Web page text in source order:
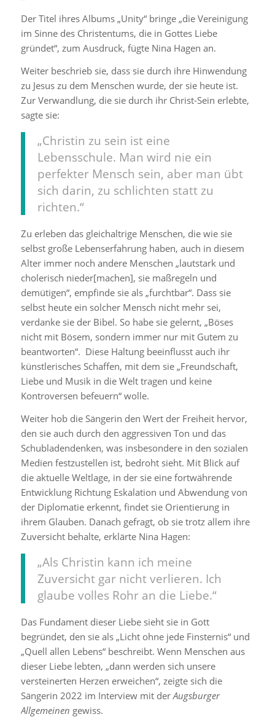
Der Titel ihres Albums „Unity“ bringe „die Vereinigung
im Sinne des Christentums, die in Gottes Liebe
gründet“, zum Ausdruck, fügte Nina Hagen an.
Weiter beschrieb sie, dass sie durch ihre Hinwendung
zu Jesus zu dem Menschen wurde, der sie heute ist.
Zur Verwandlung, die sie durch ihr Christ-Sein erlebte,
sagte sie:
„Christin zu sein ist eine
Lebensschule. Man wird nie ein
perfekter Mensch sein, aber man übt
sich darin, zu schlichten statt zu
richten.“
Zu erleben das gleichaltrige Menschen, die wie sie
selbst große Lebenserfahrung haben, auch in diesem
Alter immer noch andere Menschen „lautstark und
cholerisch nieder[machen], sie maßregeln und
demütigen“, empfinde sie als „furchtbar“. Dass sie
selbst heute ein solcher Mensch nicht mehr sei,
verdanke sie der Bibel. So habe sie gelernt, „Böses
nicht mit Bösem, sondern immer nur mit Gutem zu
beantworten“. Diese Haltung beeinflusst auch ihr
künstlerisches Schaffen, mit dem sie „Freundschaft,
Liebe und Musik in die Welt tragen und keine
Kontroversen befeuern“ wolle.
Weiter hob die Sängerin den Wert der Freiheit hervor,
den sie auch durch den aggressiven Ton und das
Schubladendenken, was insbesondere in den sozialen
Medien festzustellen ist, bedroht sieht. Mit Blick auf
die aktuelle Weltlage, in der sie eine fortwährende
Entwicklung Richtung Eskalation und Abwendung von
der Diplomatie erkennt, findet sie Orientierung in
ihrem Glauben. Danach gefragt, ob sie trotz allem ihre
Zuversicht behalte, erklärte Nina Hagen:
„Als Christin kann ich meine
Zuversicht gar nicht verlieren. Ich
glaube volles Rohr an die Liebe.“
Das Fundament dieser Liebe sieht sie in Gott
begründet, den sie als „Licht ohne jede Finsternis“ und
„Quell allen Lebens“ beschreibt. Wenn Menschen aus
dieser Liebe lebten, „dann werden sich unsere
versteinerten Herzen erweichen“, zeigte sich die
Sängerin 2022 im Interview mit derAugsburger
Allgemeinen gewiss.